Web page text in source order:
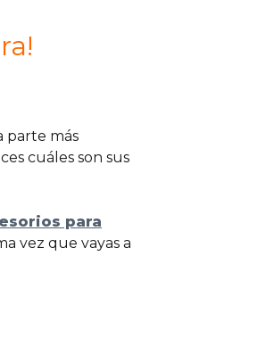
parte más
cuáles son sus
para
vez que vayas a